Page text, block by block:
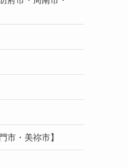
市・美祢市】